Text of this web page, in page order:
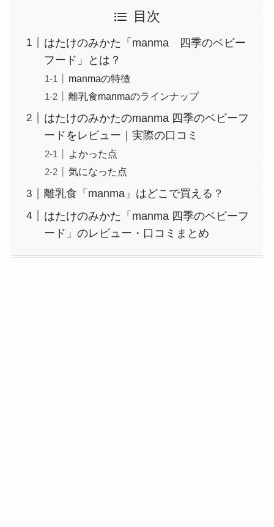
目次
はたけのみかた「manma 四季のベビー
フード」とは？
manmaの特徴
離乳食manmaのラインナップ
はたけのみかたのmanma 四季のベビーフ
ードをレビュー｜実際の口コミ
よかった点
気になった点
離乳食「manma」はどこで買える？
はたけのみかた「manma 四季のベビーフ
ード」のレビュー・口コミまとめ